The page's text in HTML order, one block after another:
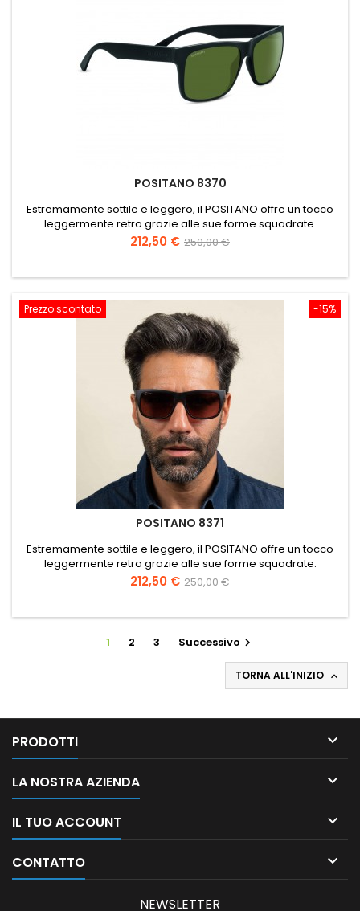
POSITANO 8370
Estremamente sottile e leggero, il POSITANO offre un tocco
leggermente retro grazie alle sue forme squadrate.
Prezzo
212,50 € Prezzo
250,00 €
-15%
Prezzo scontato
POSITANO 8371
Estremamente sottile e leggero, il POSITANO offre un tocco
leggermente retro grazie alle sue forme squadrate.
Prezzo
212,50 € Prezzo
250,00 €
1 2 3 Successivo 
TORNA ALL'INIZIO 
PRODOTTI 
LA NOSTRA AZIENDA 
IL TUO ACCOUNT 
CONTATTO 
NEWSLETTER